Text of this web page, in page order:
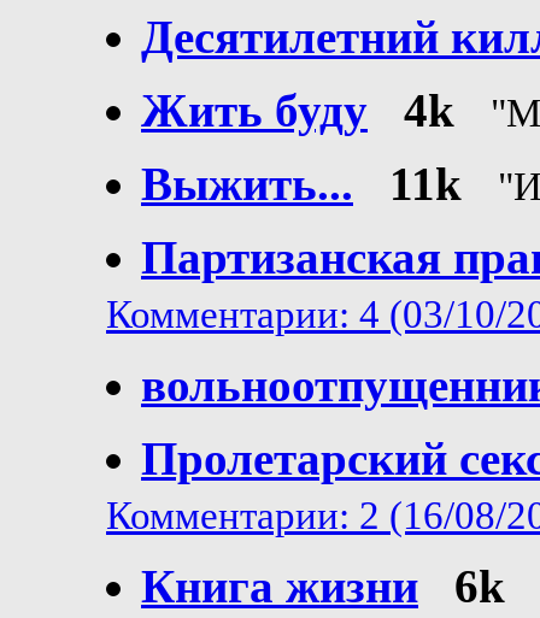
Десятилетний
Жить буду
4k
Выжить... 11k
Партизанская
Комментарии: 4 (03/10/
Пролетарский
Комментарии: 2 (16/08/
Книга жизни
6k